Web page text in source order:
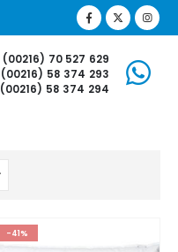
(00216) 70 527 629
(00216) 58 374 293
(00216) 58 374 294
-41%